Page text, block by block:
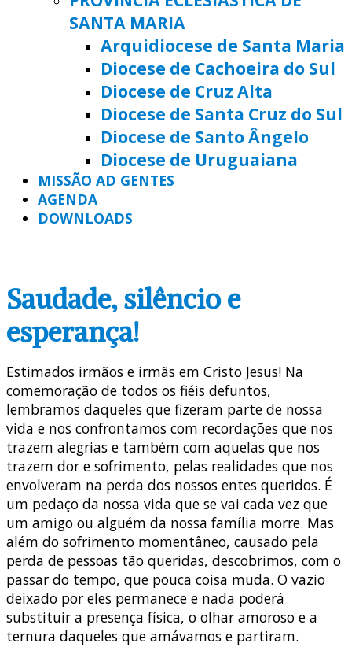
SANTA MARIA
Arquidiocese de Santa Maria
Diocese de Cachoeira do Sul
Diocese de Cruz Alta
Diocese de Santa Cruz do Sul
Diocese de Santo Ângelo
Diocese de Uruguaiana
MISSÃO AD GENTES
AGENDA
DOWNLOADS
Saudade, silêncio e
esperança!
Estimados irmãos e irmãs em Cristo Jesus! Na
comemoração de todos os fiéis defuntos,
lembramos daqueles que fizeram parte de nossa
vida e nos confrontamos com recordações que nos
trazem alegrias e também com aquelas que nos
trazem dor e sofrimento, pelas realidades que nos
envolveram na perda dos nossos entes queridos. É
um pedaço da nossa vida que se vai cada vez que
um amigo ou alguém da nossa família morre. Mas
além do sofrimento momentâneo, causado pela
perda de pessoas tão queridas, descobrimos, com o
passar do tempo, que pouca coisa muda. O vazio
deixado por eles permanece e nada poderá
substituir a presença física, o olhar amoroso e a
ternura daqueles que amávamos e partiram.